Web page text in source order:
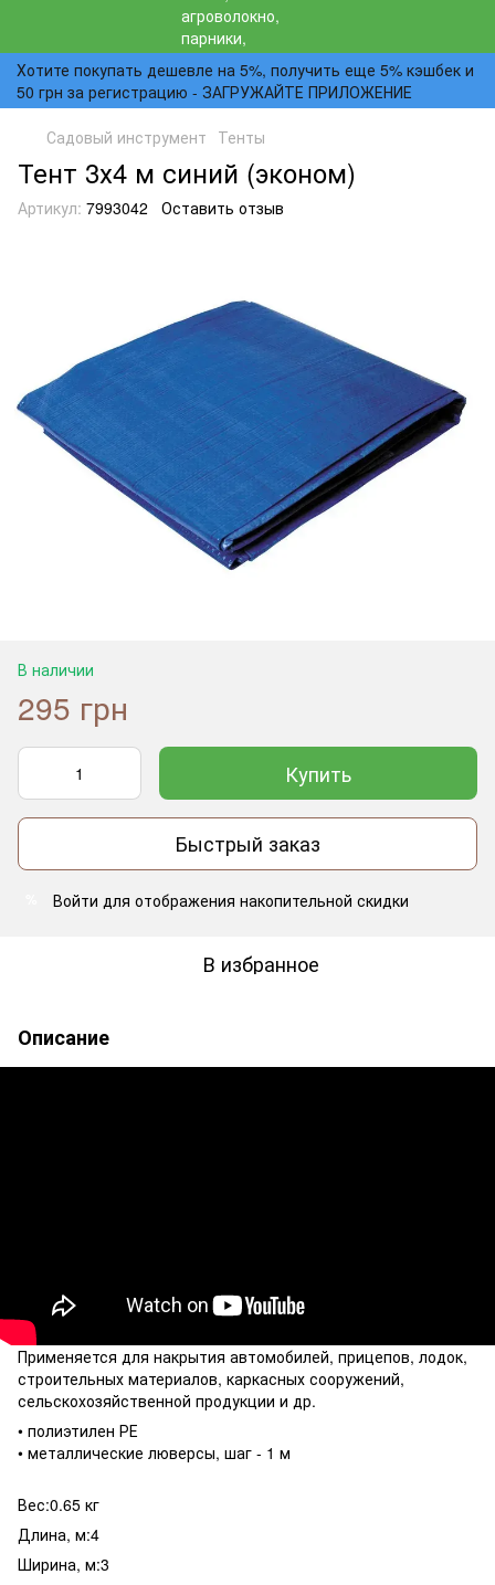
Хотите покупать дешевле на 5%, получить еще 5% кэшбек и
50 грн за регистрацию - ЗАГРУЖАЙТЕ ПРИЛОЖЕНИЕ
Садовый инструмент Тенты
Тент 3х4 м синий (эконом)
Артикул: 7993042 Оставить отзыв
В наличии
295 грн
Купить
Быстрый заказ
Войти для отображения накопительной скидки
В избранное
Описание
Применяется для накрытия автомобилей, прицепов, лодок,
строительных материалов, каркасных сооружений,
сельскохозяйственной продукции и др.
• полиэтилен РЕ
• металлические люверсы, шаг - 1 м
Вес:0.65 кг
Длина, м:4
Ширина, м:3